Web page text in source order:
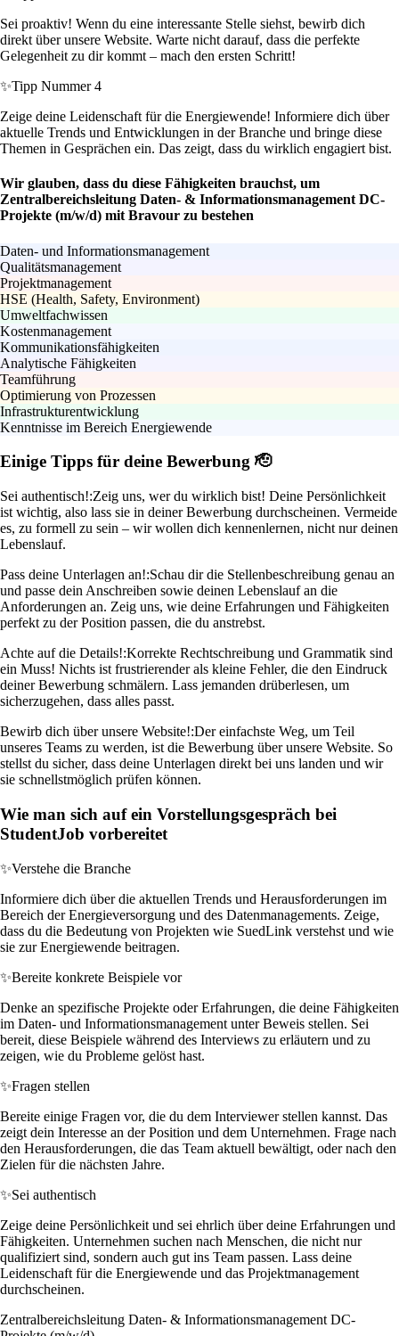
Sei proaktiv! Wenn du eine interessante Stelle siehst, bewirb dich
direkt über unsere Website. Warte nicht darauf, dass die perfekte
Gelegenheit zu dir kommt – mach den ersten Schritt!
✨Tipp Nummer 4
Zeige deine Leidenschaft für die Energiewende! Informiere dich über
aktuelle Trends und Entwicklungen in der Branche und bringe diese
Themen in Gesprächen ein. Das zeigt, dass du wirklich engagiert bist.
Wir glauben, dass du diese Fähigkeiten brauchst, um
Zentralbereichsleitung Daten- & Informationsmanagement DC-
Projekte (m/w/d) mit Bravour zu bestehen
Daten- und Informationsmanagement
Qualitätsmanagement
Projektmanagement
HSE (Health, Safety, Environment)
Umweltfachwissen
Kostenmanagement
Kommunikationsfähigkeiten
Analytische Fähigkeiten
Teamführung
Optimierung von Prozessen
Infrastrukturentwicklung
Kenntnisse im Bereich Energiewende
Einige Tipps für deine Bewerbung 🫡
Sei authentisch!:Zeig uns, wer du wirklich bist! Deine Persönlichkeit
ist wichtig, also lass sie in deiner Bewerbung durchscheinen. Vermeide
es, zu formell zu sein – wir wollen dich kennenlernen, nicht nur deinen
Lebenslauf.
Pass deine Unterlagen an!:Schau dir die Stellenbeschreibung genau an
und passe dein Anschreiben sowie deinen Lebenslauf an die
Anforderungen an. Zeig uns, wie deine Erfahrungen und Fähigkeiten
perfekt zu der Position passen, die du anstrebst.
Achte auf die Details!:Korrekte Rechtschreibung und Grammatik sind
ein Muss! Nichts ist frustrierender als kleine Fehler, die den Eindruck
deiner Bewerbung schmälern. Lass jemanden drüberlesen, um
sicherzugehen, dass alles passt.
Bewirb dich über unsere Website!:Der einfachste Weg, um Teil
unseres Teams zu werden, ist die Bewerbung über unsere Website. So
stellst du sicher, dass deine Unterlagen direkt bei uns landen und wir
sie schnellstmöglich prüfen können.
Wie man sich auf ein Vorstellungsgespräch bei
StudentJob vorbereitet
✨Verstehe die Branche
Informiere dich über die aktuellen Trends und Herausforderungen im
Bereich der Energieversorgung und des Datenmanagements. Zeige,
dass du die Bedeutung von Projekten wie SuedLink verstehst und wie
sie zur Energiewende beitragen.
✨Bereite konkrete Beispiele vor
Denke an spezifische Projekte oder Erfahrungen, die deine Fähigkeiten
im Daten- und Informationsmanagement unter Beweis stellen. Sei
bereit, diese Beispiele während des Interviews zu erläutern und zu
zeigen, wie du Probleme gelöst hast.
✨Fragen stellen
Bereite einige Fragen vor, die du dem Interviewer stellen kannst. Das
zeigt dein Interesse an der Position und dem Unternehmen. Frage nach
den Herausforderungen, die das Team aktuell bewältigt, oder nach den
Zielen für die nächsten Jahre.
✨Sei authentisch
Zeige deine Persönlichkeit und sei ehrlich über deine Erfahrungen und
Fähigkeiten. Unternehmen suchen nach Menschen, die nicht nur
qualifiziert sind, sondern auch gut ins Team passen. Lass deine
Leidenschaft für die Energiewende und das Projektmanagement
durchscheinen.
Zentralbereichsleitung Daten- & Informationsmanagement DC-